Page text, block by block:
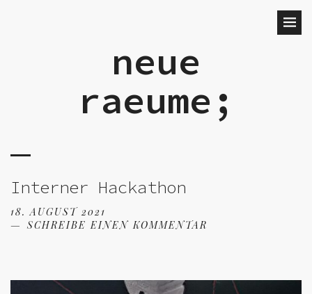
neue
raeume;
Interner Hackathon
18. AUGUST 2021
SCHREIBE EINEN KOMMENTAR